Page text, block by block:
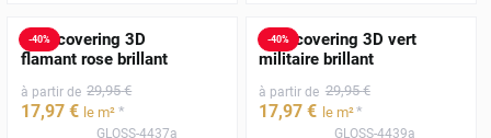
-40%
Film covering 3D
flamant rose brillant
à partir de 29,95 €
17,97 € le m² *
GLOSS-4437a
-40%
Film covering 3D vert
militaire brillant
à partir de 29,95 €
17,97 € le m²*
GLOSS-4439a